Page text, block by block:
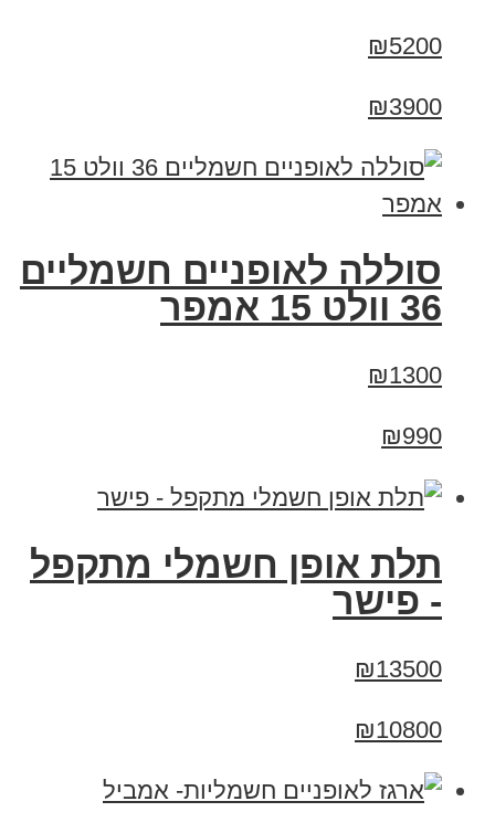
₪5200
₪3900
סוללה לאופניים חשמליים
36 וולט 15 אמפר
₪1300
₪990
תלת אופן חשמלי מתקפל
- פישר
₪13500
₪10800